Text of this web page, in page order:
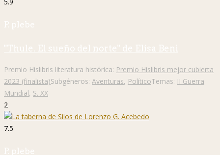
P. plebe
"Thule. El sueño del norte" de Elisa Beni
Premio Hislibris literatura histórica: Premio Hislibris mejor cubierta
2023 (finalista)Subgéneros: Aventuras, PolíticoTemas: II Guerra
Mundial, S. XX
2
7.5
P. plebe